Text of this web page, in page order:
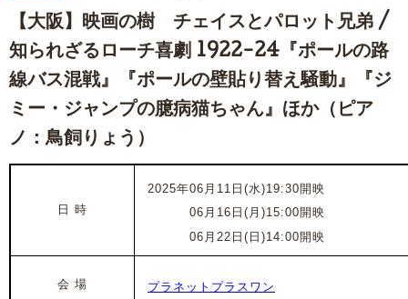
【大阪】映画の樹 チェイスとパロット兄弟 /
知られざるローチ喜劇 1922-24『ポールの路
線バス混戦』『ポールの壁貼り替え騒動』『ジ
ミー・ジャンプの臆病猫ちゃん』ほか（ピア
ノ：鳥飼りょう）
日 時
2025年06月11日(水)19:30開映
06月16日(月)15:00開映
06月22日(日)14:00開映
会 場 プラネットプラスワン